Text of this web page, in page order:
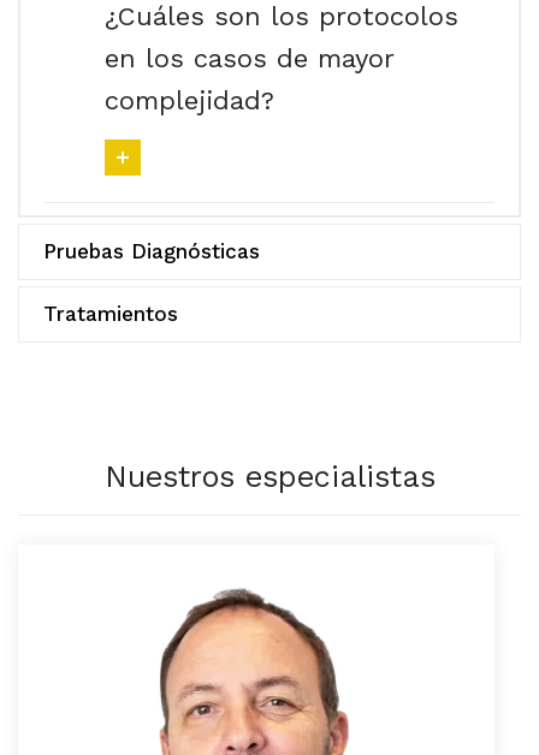
¿Cuáles son los protocolos
en los casos de mayor
complejidad?
Pruebas Diagnósticas
Tratamientos
Nuestros especialistas